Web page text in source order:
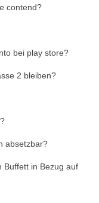
contend?
bei play store?
2 bleiben?
absetzbar?
Buffett in Bezug auf